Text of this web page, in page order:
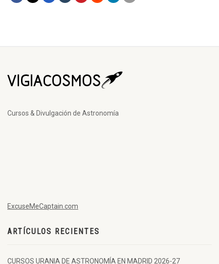
Cursos & Divulgación de Astronomía
ExcuseMeCaptain.com
ARTÍCULOS RECIENTES
CURSOS URANIA DE ASTRONOMÍA EN MADRID 2026-27